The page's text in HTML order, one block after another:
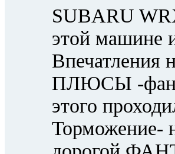
SUBARU
этой машине
Впечатления
ПЛЮСЫ -
этого
Торможение-